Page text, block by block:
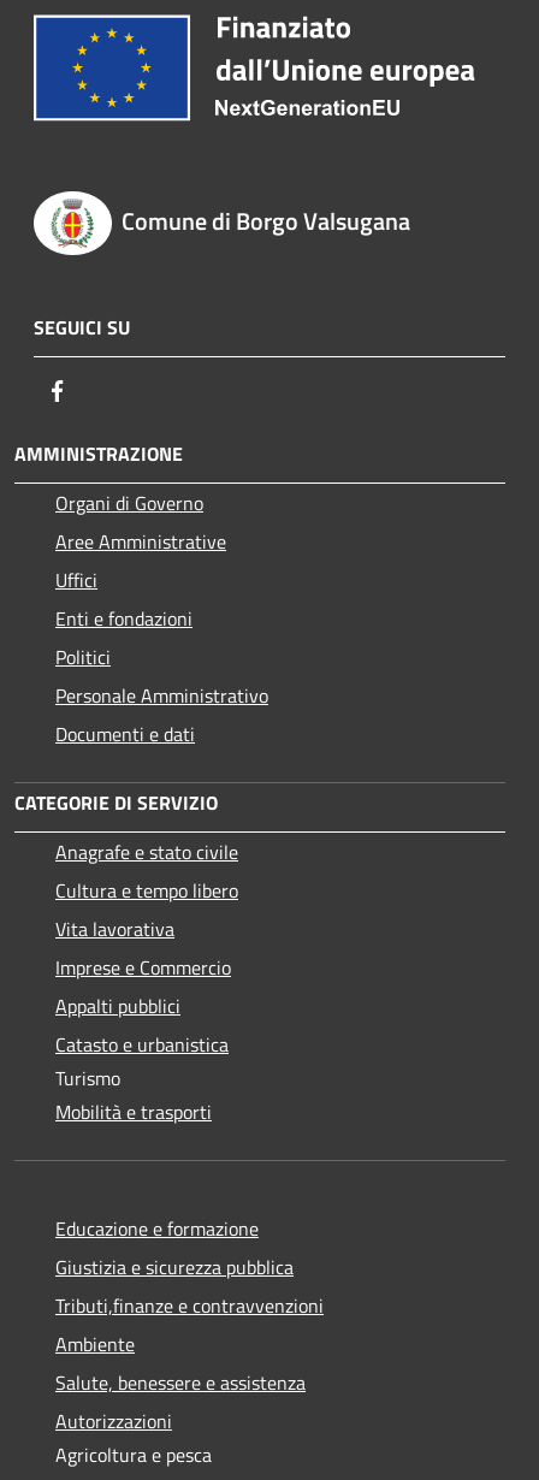
Comune di Borgo Valsugana
SEGUICI SU
AMMINISTRAZIONE
Organi di Governo
Aree Amministrative
Uffici
Enti e fondazioni
Politici
Personale Amministrativo
Documenti e dati
CATEGORIE DI SERVIZIO
Anagrafe e stato civile
Cultura e tempo libero
Vita lavorativa
Imprese e Commercio
Appalti pubblici
Catasto e urbanistica
Turismo
Mobilità e trasporti
Educazione e formazione
Giustizia e sicurezza pubblica
Tributi,finanze e contravvenzioni
Ambiente
Salute, benessere e assistenza
Autorizzazioni
Agricoltura e pesca